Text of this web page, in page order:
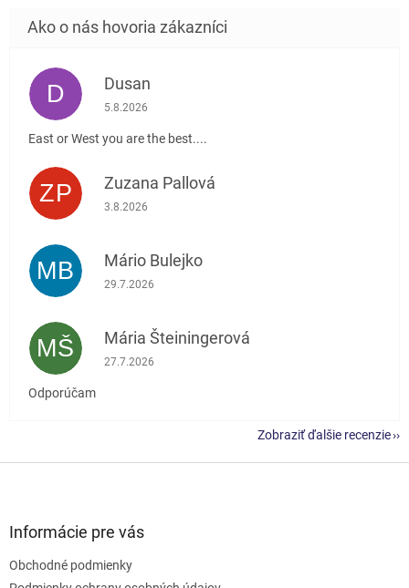
D Dusan
Hodnotenie obchodu je 5 z 5 hviezdičiek.
5.8.2026
East or West you are the best....
ZP Zuzana Pallová
Hodnotenie obchodu je 5 z 5 hviezdičiek.
3.8.2026
MB Mário Bulejko
Hodnotenie obchodu je 5 z 5 hviezdičiek.
29.7.2026
MŠ Mária Šteiningerová
Hodnotenie obchodu je 5 z 5 hviezdičiek.
27.7.2026
Odporúčam
Zobraziť ďalšie recenzie
Informácie pre vás
Obchodné podmienky